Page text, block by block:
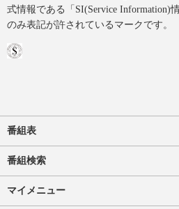
式情報である「SI(Service Information)
のみ表記が許されているマークです。
番組表
番組検索
マイメニュー